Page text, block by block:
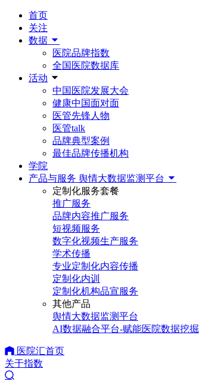
首页
关注
数据
医院品牌指数
全国医院数据库
活动
中国医院发展大会
健康中国面对面
医管先锋人物
医管talk
品牌典型案例
最佳品牌传播机构
学院
产品与服务 舆情大数据监测平台
定制化服务套餐
推广服务
品牌内容推广服务
短视频服务
数字化视频生产服务
学术传播
专业定制化内容传播
定制化内训
定制化机构品宣服务
其他产品
舆情大数据监测平台
AI数据融合平台-赋能医院数据挖掘
医院汇首页
关于指数